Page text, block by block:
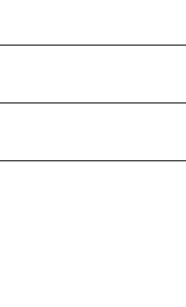
山形テ
情
視